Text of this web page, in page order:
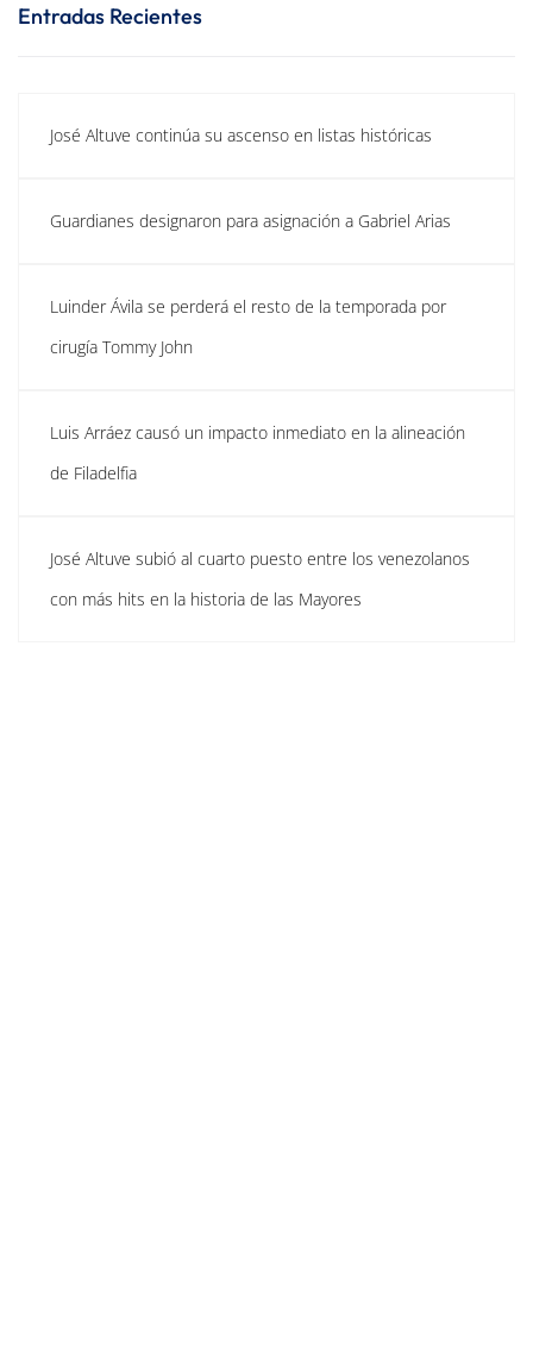
Entradas Recientes
José Altuve continúa su ascenso en listas históricas
Guardianes designaron para asignación a Gabriel Arias
Luinder Ávila se perderá el resto de la temporada por
cirugía Tommy John
Luis Arráez causó un impacto inmediato en la alineación
de Filadelfia
José Altuve subió al cuarto puesto entre los venezolanos
con más hits en la historia de las Mayores